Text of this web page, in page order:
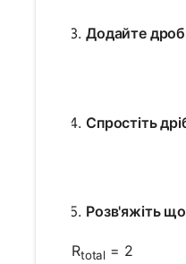
Додайте
Спростіть
Розв'яжіть
Rtotal = 2